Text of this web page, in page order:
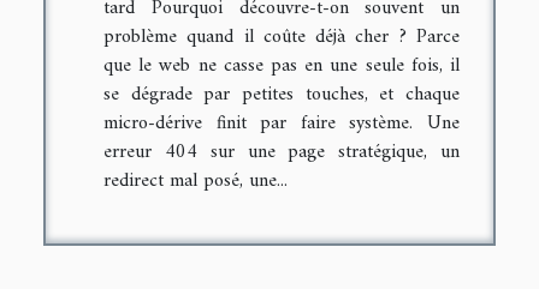
tard Pourquoi découvre-t-on souvent un
problème quand il coûte déjà cher ? Parce
que le web ne casse pas en une seule fois, il
se dégrade par petites touches, et chaque
micro-dérive finit par faire système. Une
erreur 404 sur une page stratégique, un
redirect mal posé, une...